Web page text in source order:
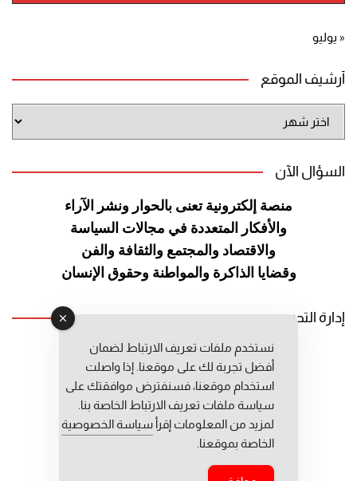
« يوليو
أرشيف الموقع
الموقع
السؤال الآن
منصة إلكترونية تعنى بالحوار ونشر الآراء
والأفكار المتعددة في مجالات السياسة
والاقتصاد والمجتمع والثقافة والفن
وقضايا الذاكرة والمواطنة وحقوق الإنسان
إدارة التحرير
رئيس التحرير: عبد الرحيم التوراني
رئيس التحرير المساعد: المعطي قبال
مديرة التحرير: فاطمة حوحو
نستخدم ملفات تعريف الارتباط لضمان
أفضل تجربة لك على موقعنا. إذا واصلت
استخدام موقعنا، فسنفترض موافقتك على
سياسة ملفات تعريف الارتباط الخاصة بنا.
لمزيد من المعلومات إقرأ سياسة الخصوصية
الخاصة بموقعنا.